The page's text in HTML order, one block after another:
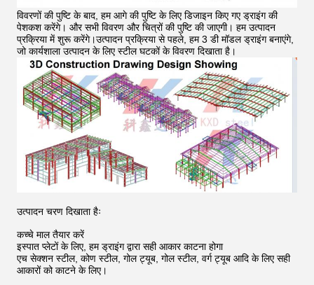
विवरणों की पुष्टि के बाद, हम आगे की पुष्टि के लिए डिजाइन किए गए ड्राइंग की
पेशकश करेंगे। और सभी विवरण और चित्रों की पुष्टि की जाएगी। हम उत्पादन
प्रक्रिया में शुरू करेंगे।उत्पादन प्रक्रिया से पहले, हम 3 डी मॉडल ड्राइंग बनाएंगे,
जो कार्यशाला उत्पादन के लिए स्टील घटकों के विवरण दिखाता है।
उत्पादन चरण दिखाता हैः
कच्चे माल तैयार करें
इस्पात प्लेटों के लिए, हम ड्राइंग द्वारा सही आकार काटना होगा
एच सेक्शन स्टील, कोण स्टील, गोल ट्यूब, गोल स्टील, वर्ग ट्यूब आदि के लिए सही
आकारों को काटने के लिए।